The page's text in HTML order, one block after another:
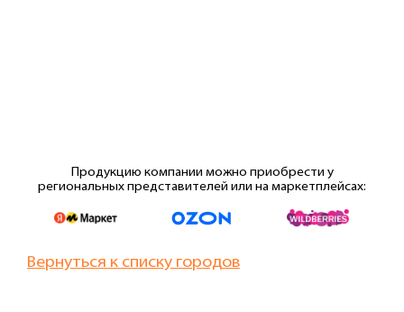
Продукцию компании можно приобрести у
региональных представителей или на маркетплейсах:
Вернуться к списку городов